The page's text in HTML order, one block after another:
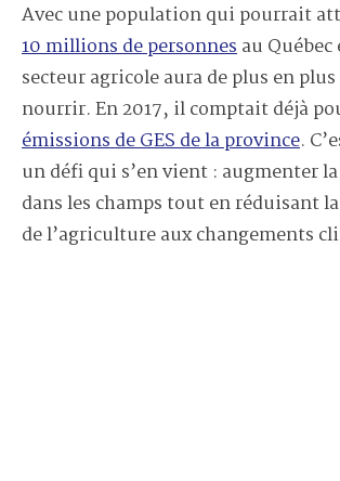
Avec une population qui pourrait
10 millions de personnesau
secteur agricole aura de plus en
nourrir. En 2017, il comptait déjà
émissions de GES de la province.
un défi qui s’en vient : augmenter
dans les champs tout en réduisant
de l’agriculture aux changements